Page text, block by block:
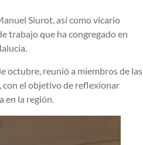
Siurot, así como vicario
trabajo que ha congregado en
octubre, reunió a miembros de las
, con el objetivo de reflexionar
en la región.